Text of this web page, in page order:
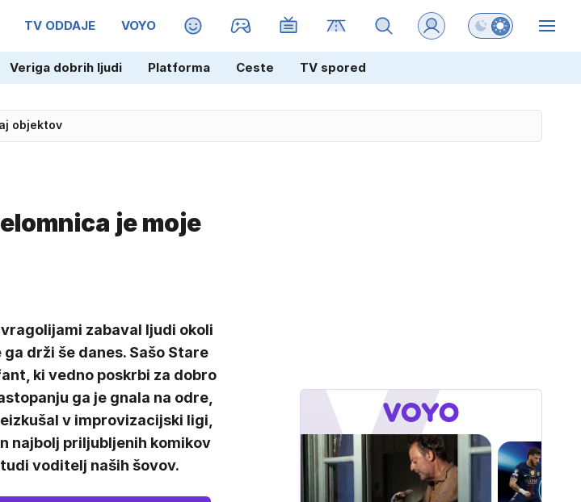
TV ODDAJE VOYO MAGAZIN Preklopi barvni
Veriga dobrih ljudi Platforma Ceste TV spored
je moje
zabaval ljudi okoli
drži še danes. Sašo Stare
ki vedno poskrbi za dobro
ga je gnala na odre,
v improvizacijski ligi,
najbolj priljubljenih komikov
voditelj naših šovov.